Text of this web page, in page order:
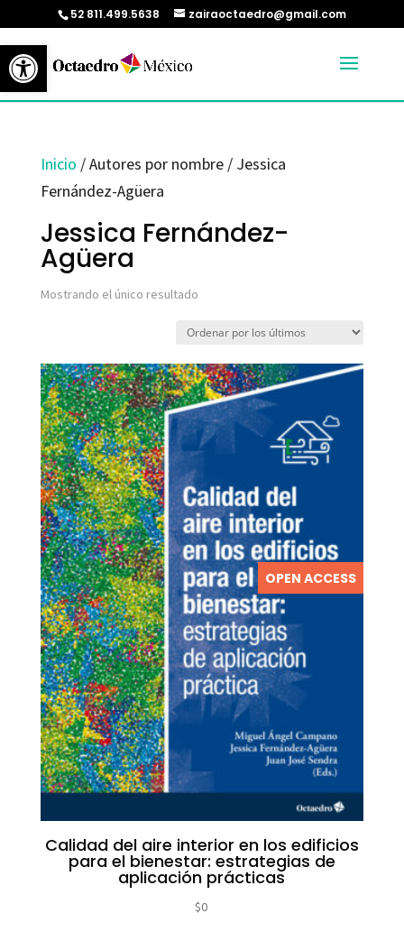
Abrir barra de herramientas
52 811.499.5638 zairaoctaedro@gmail.com
Inicio / Autores por nombre / Jessica
Fernández-Agüera
Jessica Fernández-
Agüera
Mostrando el único resultado
OPEN ACCESS
Calidad del aire interior en los edificios
para el bienestar: estrategias de
aplicación prácticas
$0